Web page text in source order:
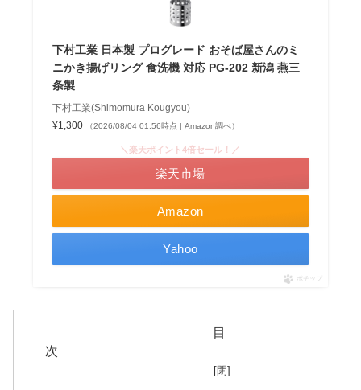
下村工業 日本製 プログレード おそば屋さんのミ
ニかき揚げリング 食洗機 対応 PG-202 新潟 燕三
条製
下村工業(Shimomura Kougyou)
¥1,300
（2026/08/04 01:56時点 | Amazon調べ）
Amazon
＼楽天ポイント4倍セール！／
楽天市場
Yahoo
ポチップ
目